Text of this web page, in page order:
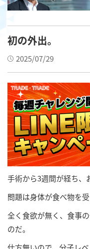
初の外出。
2025/07/29
手術から3週間が経ち、
問題は身体が食べ物を受
全く食欲が無く、食事
のだ。